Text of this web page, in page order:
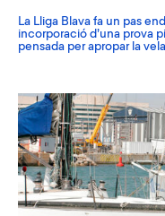
La Lliga Blava fa un pas
incorporació d’una prova
pensada per apropar la